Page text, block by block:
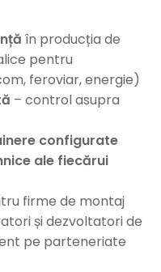
în producția de
pentru
feroviar, energie)
– control asupra
configurate
ale fiecărui
firme de montaj
și dezvoltatori de
pe parteneriate